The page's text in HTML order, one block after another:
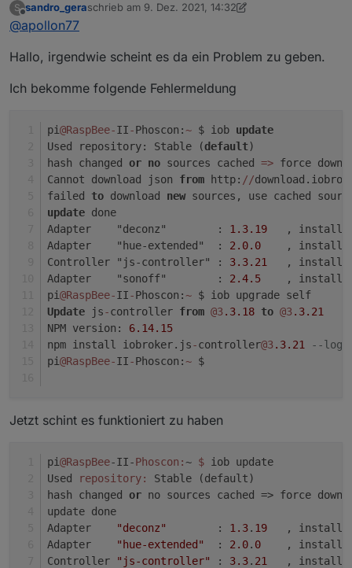
S
Offline
sandro_geraschrieb am 9. Dez. 2021, 14:32
zuletzt editiert von sandro_gera12. Sept. 2021, 15:34
@apollon77
Hallo, irgendwie scheint es da ein Problem zu geben.
Ich bekomme folgende Fehlermeldung
pi@RaspBee-II-Phoscon:~ $ iob update
Used repository: Stable (default)
hash changed or no sources cached => force
Cannot download json from http: //
failed to download new sources, use cached
update done
Adapter    "deconz"        : 1.3.19
,
Adapter    "hue-extended"  : 2.0.0
,
Controller "js-controller" : 3.3.21
,
Adapter    "sonoff"        : 2.4.5
,
pi@RaspBee-II-Phoscon:~ $ iob upgrade self
Update js-controller from @3 .3.18 to @3 .3.21
NPM version: 6.14.15
npm install iobroker.js-controller@3 .3.21
--
pi@RaspBee-II-Phoscon:~ $
Jetzt schint es funktioniert zu haben
pi@RaspBee-II-Phoscon:~ $
iob update
Used
repository:
Stable (default)
hash changed or no sources cached => force
update done
Adapter
"deconz"
        :
1.3. 19
,
Adapter
"hue-extended"
  :
2.0. 0
,
Controller
"js-controller" : 3.3. 21
,